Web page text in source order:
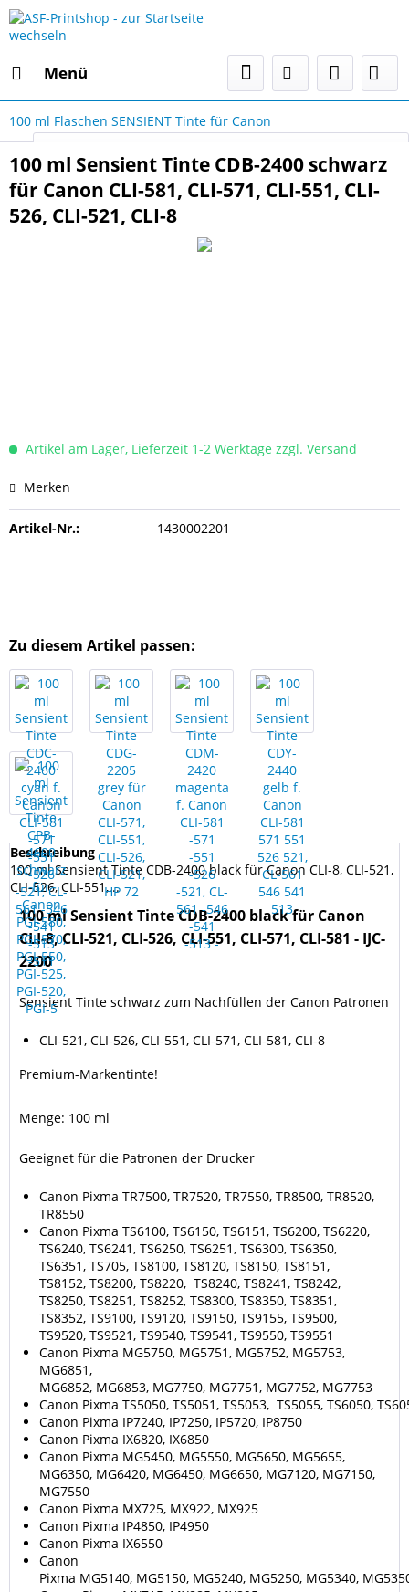
Menü
Select Language
100 ml Flaschen SENSIENT Tinte für Canon
100 ml Sensient Tinte CDB-2400 schwarz
für Canon CLI-581, CLI-571, CLI-551, CLI-
526, CLI-521, CLI-8
Artikel am Lager, Lieferzeit 1-2 Werktage zzgl. Versand
Merken
Artikel-Nr.: 1430002201
Zu diesem Artikel passen:
Beschreibung
100 ml Sensient Tinte CDB-2400 black für Canon CLI-8, CLI-521,
CLI-526, CLI-551,...
100 ml Sensient Tinte CDB-2400 black für Canon
CLI-8, CLI-521, CLI-526, CLI-551, CLI-571, CLI-581 - IJC-
2200
Sensient Tinte schwarz zum Nachfüllen der Canon Patronen
CLI-521, CLI-526, CLI-551, CLI-571, CLI-581, CLI-8
Premium-Markentinte!
Menge: 100 ml
Geeignet für die Patronen der Drucker
Canon Pixma TR7500, TR7520, TR7550, TR8500, TR8520,
TR8550
Canon Pixma TS6100, TS6150, TS6151, TS6200, TS6220,
TS6240, TS6241, TS6250, TS6251, TS6300, TS6350,
TS6351, TS705, TS8100, TS8120, TS8150, TS8151,
TS8152, TS8200, TS8220, TS8240, TS8241, TS8242,
TS8250, TS8251, TS8252, TS8300, TS8350, TS8351,
TS8352, TS9100, TS9120, TS9150, TS9155, TS9500,
TS9520, TS9521, TS9540, TS9541, TS9550, TS9551
Canon Pixma MG5750, MG5751, MG5752, MG5753,
MG6851,
MG6852, MG6853, MG7750, MG7751, MG7752, MG7753
Canon Pixma TS5050, TS5051, TS5053, TS5055, TS6050,
Canon Pixma IP7240, IP7250, IP5720, IP8750
Canon Pixma IX6820, IX6850
Canon Pixma MG5450, MG5550, MG5650, MG5655,
MG6350, MG6420, MG6450, MG6650, MG7120, MG7150,
MG7550
Canon Pixma MX725, MX922, MX925
Canon Pixma IP4850, IP4950
Canon Pixma IX6550
Canon
Pixma MG5140, MG5150, MG5240, MG5250, MG5340,